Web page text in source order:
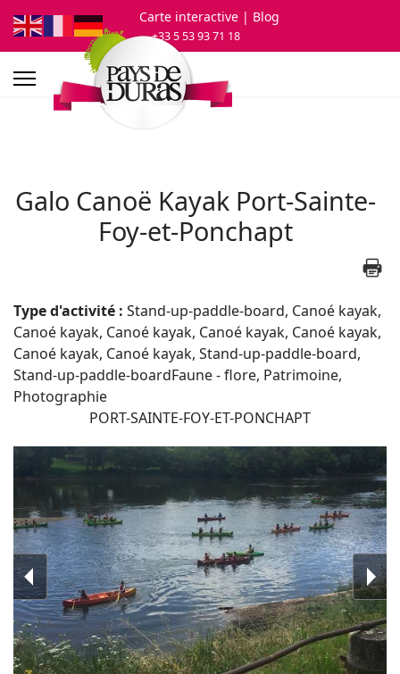
Carte interactive| Blog
+33 5 53 93 71 18
Galo Canoë Kayak Port-Sainte-
Foy-et-Ponchapt
Type d'activité : Stand-up-paddle-board, Canoé kayak,
Canoé kayak, Canoé kayak, Canoé kayak, Canoé kayak,
Canoé kayak, Canoé kayak, Stand-up-paddle-board,
Stand-up-paddle-boardFaune - flore, Patrimoine,
Photographie
PORT-SAINTE-FOY-ET-PONCHAPT